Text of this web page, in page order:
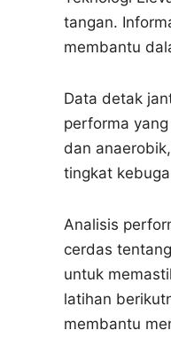
tangan.
membantu
Data detak
performa
dan
tingkat
Analisis
cerdas
untuk
latihan
membantu